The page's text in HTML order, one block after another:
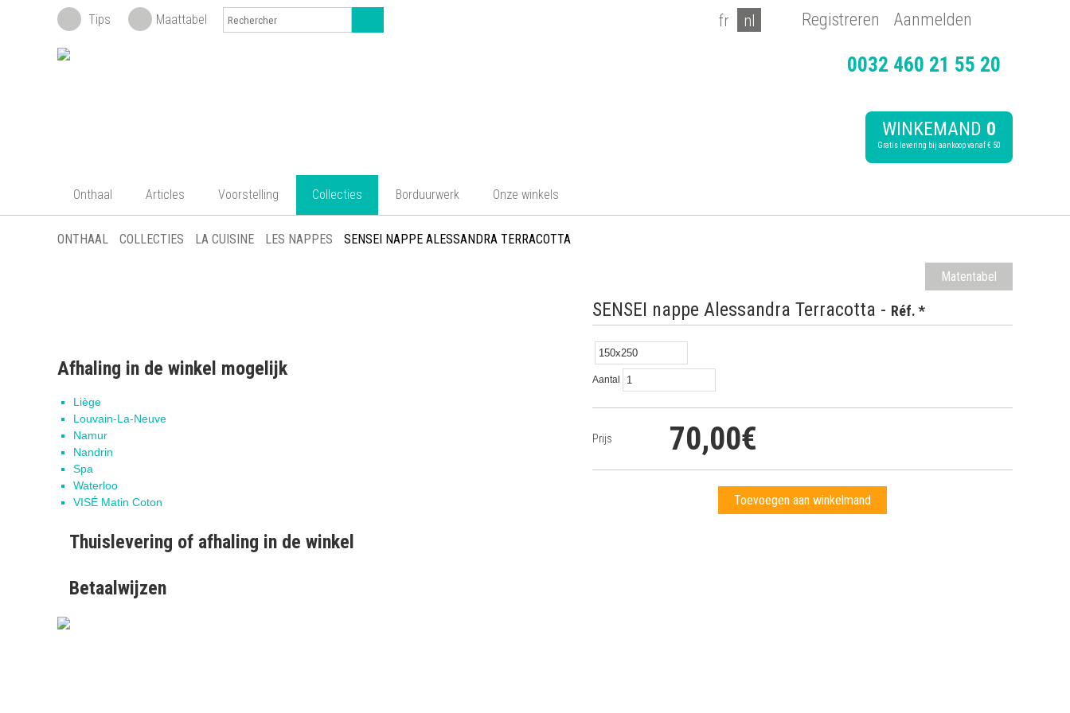
fr nl Registreren Aanmelden
Tips Maattabel
0032 460 21 55 20
WINKEMAND 0
Gratis levering bij aankoop vanaf € 50
Onthaal Articles Voorstelling Collecties Borduurwerk Onze winkels
ONTHAAL COLLECTIES LA CUISINE LES NAPPES SENSEI NAPPE ALESSANDRA TERRACOTTA
Matentabel
Afhaling in de winkel mogelijk
Liège
Louvain-La-Neuve
Namur
Nandrin
Spa
Waterloo
VISÉ Matin Coton
Thuislevering of afhaling in de winkel
Betaalwijzen
SENSEI nappe Alessandra Terracotta - Réf. *
Aantal
Prijs 70,00€
Toevoegen aan winkelmand